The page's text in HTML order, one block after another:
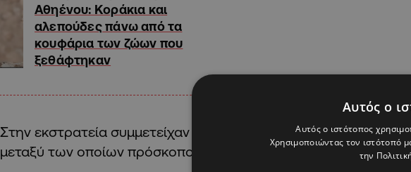
Αθηένου: Κοράκια και
αλεπούδες πάνω από τα
κουφάρια των ζώων που
ξεθάφτηκαν
Στην εκστρατεία συμμετείχαν επίσης άλλοι φορείς του Δήμου
μεταξύ των οποίων πρόσκοποι, όμιλοι και σύλλογοι.
Αυτός ο
Αυτός ο ιστότοπος
Χρησιμοποιώντας τον ιστότοπό
την